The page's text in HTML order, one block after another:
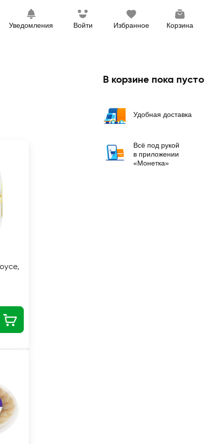
Уведомления Войти Избранное Корзина
В корзине пока пусто
Удобная доставка
Всё под рукой
в приложении
«Монетка»